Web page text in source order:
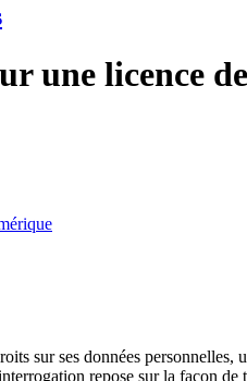
une licence
sur ses données
repose sur la façon